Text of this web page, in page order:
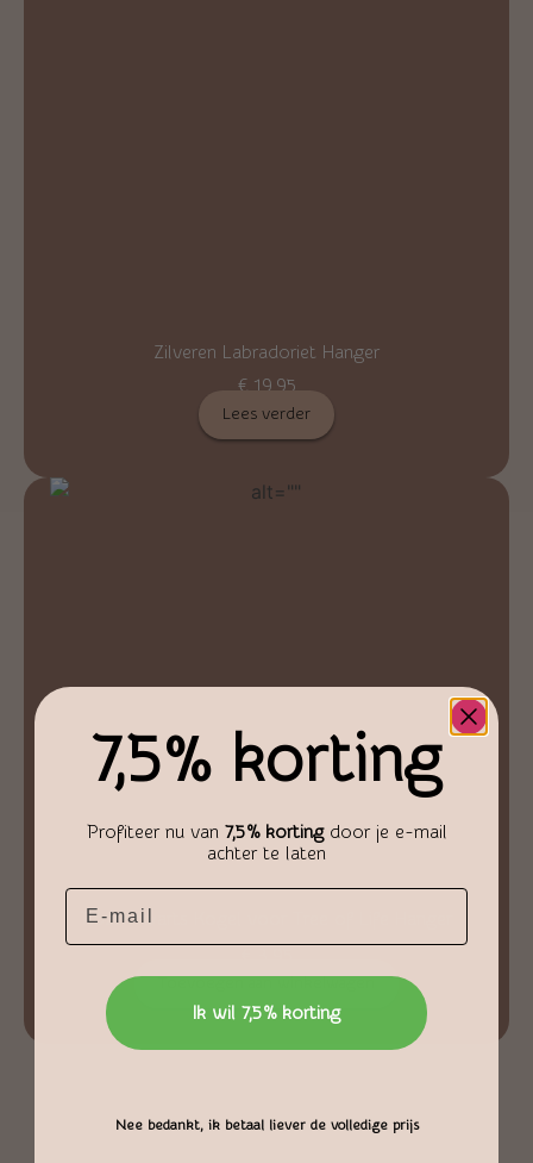
Zilveren Labradoriet Hanger
€19,95
Lees verder
Rozenkwarts Kogel voor Tree of Life Hanger
7,5% korting
Profiteer nu van 7,5% kortingdoor je e-mail
achter te laten
Email
Ik wil 7,5% korting
Nee bedankt, ik betaal liever de volledige prijs